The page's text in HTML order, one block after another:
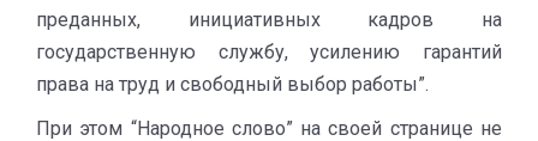
преданных, инициативных кадров на
государственную службу, усилению гарантий
права на труд и свободный выбор работы”.
При этом “Народное слово” на своей странице не